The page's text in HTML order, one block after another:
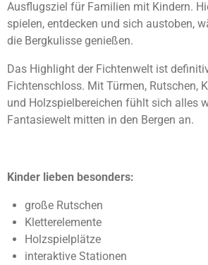
Ausflugsziel für Familien mit Kindern.
spielen, entdecken und sich austoben,
die Bergkulisse genießen.
Das Highlight der Fichtenwelt ist
Fichtenschloss. Mit Türmen, Rutschen,
und Holzspielbereichen fühlt sich alles
Fantasiewelt mitten in den Bergen an.
Kinder lieben besonders:
große Rutschen
Kletterelemente
Holzspielplätze
interaktive Stationen